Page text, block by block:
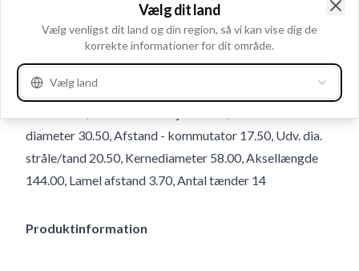
Lamelbane højde 28.90, Lamel tværafst. 39.20,
Akseldiameter k.e. 10.00, Stråle/tandlængde 24.50,
Rotation CR, Udv. dia. kommutator 43.40, Lamel lgd.
1.90, Kommutator Indvendig diameter 10.20, Antal
diameter 30.50, Afstand - kommutator 17.50, Udv. dia.
stråle/tand 20.50, Kernediameter 58.00, Aksellængde
144.00, Lamel afstand 3.70, Antal tænder 14
Produktinformation
Vælg dit land
Vælg venligst dit land og din region, så vi kan vise dig de
korrekte informationer for dit område.
Vælg land